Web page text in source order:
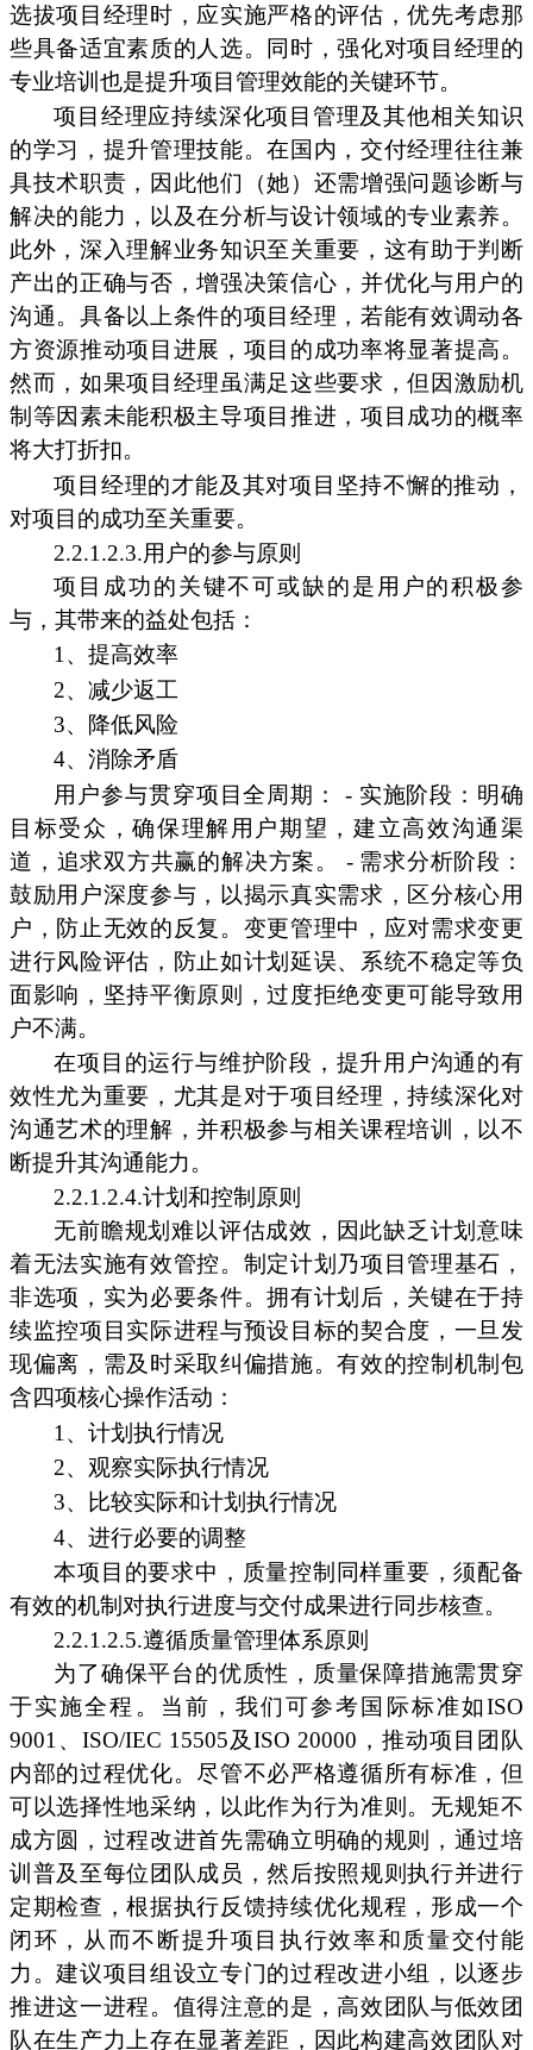
选拔项目经理时，应实施严格的评估，优先考虑那
些具备适宜素质的人选。同时，强化对项目经理的
专业培训也是提升项目管理效能的关键环节。
项目经理应持续深化项目管理及其他相关知识
的学习，提升管理技能。在国内，交付经理往往兼
具技术职责，因此他们（她）还需增强问题诊断与
解决的能力，以及在分析与设计领域的专业素养。
此外，深入理解业务知识至关重要，这有助于判断
产出的正确与否，增强决策信心，并优化与用户的
沟通。具备以上条件的项目经理，若能有效调动各
方资源推动项目进展，项目的成功率将显著提高。
然而，如果项目经理虽满足这些要求，但因激励机
制等因素未能积极主导项目推进，项目成功的概率
将大打折扣。
项目经理的才能及其对项目坚持不懈的推动，
对项目的成功至关重要。
2.2.1.2.3.用户的参与原则
项目成功的关键不可或缺的是用户的积极参
与，其带来的益处包括：
1、提高效率
2、减少返工
3、降低风险
4、消除矛盾
用户参与贯穿项目全周期： - 实施阶段：明确
目标受众，确保理解用户期望，建立高效沟通渠
道，追求双方共赢的解决方案。 - 需求分析阶段：
鼓励用户深度参与，以揭示真实需求，区分核心用
户，防止无效的反复。变更管理中，应对需求变更
进行风险评估，防止如计划延误、系统不稳定等负
面影响，坚持平衡原则，过度拒绝变更可能导致用
户不满。
在项目的运行与维护阶段，提升用户沟通的有
效性尤为重要，尤其是对于项目经理，持续深化对
沟通艺术的理解，并积极参与相关课程培训，以不
断提升其沟通能力。
2.2.1.2.4.计划和控制原则
无前瞻规划难以评估成效，因此缺乏计划意味
着无法实施有效管控。制定计划乃项目管理基石，
非选项，实为必要条件。拥有计划后，关键在于持
续监控项目实际进程与预设目标的契合度，一旦发
现偏离，需及时采取纠偏措施。有效的控制机制包
含四项核心操作活动：
1、计划执行情况
2、观察实际执行情况
3、比较实际和计划执行情况
4、进行必要的调整
本项目的要求中，质量控制同样重要，须配备
有效的机制对执行进度与交付成果进行同步核查。
2.2.1.2.5.遵循质量管理体系原则
为了确保平台的优质性，质量保障措施需贯穿
于实施全程。当前，我们可参考国际标准如ISO
9001、ISO/IEC 15505及ISO 20000，推动项目团队
内部的过程优化。尽管不必严格遵循所有标准，但
可以选择性地采纳，以此作为行为准则。无规矩不
成方圆，过程改进首先需确立明确的规则，通过培
训普及至每位团队成员，然后按照规则执行并进行
定期检查，根据执行反馈持续优化规程，形成一个
闭环，从而不断提升项目执行效率和质量交付能
力。建议项目组设立专门的过程改进小组，以逐步
推进这一进程。值得注意的是，高效团队与低效团
队在生产力上存在显著差距，因此构建高效团队对